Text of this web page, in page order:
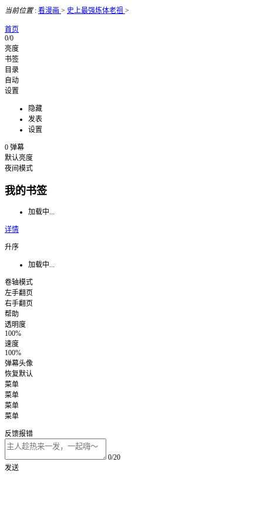
当前位置: 看漫画 > 史上最强炼体老祖 >
首页
0/0
亮度
书签
目录
自动
设置
隐藏
发表
设置
0 弹幕
默认亮度
夜间模式
我的书签
加载中...
详情
升序
加载中...
卷轴模式
左手翻页
右手翻页
帮助
透明度
100%
速度
100%
弹幕头像
恢复默认
菜单
菜单
菜单
菜单
反馈报错
0/20
发送